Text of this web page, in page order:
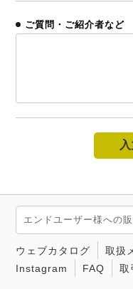
ご質問・ご紹介者など
エンドユーザー様への
ウェブカタログ 取扱
Instagram
FAQ 取